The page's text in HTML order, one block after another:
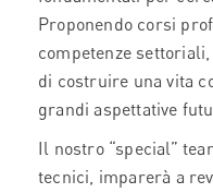
Proponendo corsi
competenze
di costruire una vita
grandi aspettative
Il nostro “special”
tecnici, imparerà a